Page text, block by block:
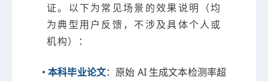
证。以下为常见场景的效果说明（均
为典型用户反馈，不涉及具体个人或
机构）：
•本科毕业论文：原始 AI 生成文本检测率超